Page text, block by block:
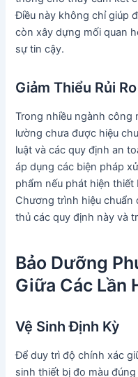
Điều này không chỉ giúp
còn xây dựng mối quan
sự tin cậy.
Giảm Thiểu Rủi
Trong nhiều ngành công
lường chưa được hiệu
luật và các quy định an
áp dụng các biện pháp
phẩm nếu phát hiện
Chương trình hiệu chuẩn
thủ các quy định này và
Bảo Dưỡng
Giữa Các Lần
Vệ Sinh Định Kỳ
Để duy trì độ chính xác
sinh thiết bị đo màu